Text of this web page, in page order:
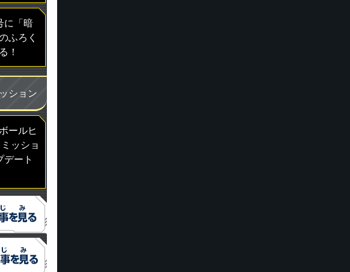
に「暗
ふろく
！
ション
ールヒ
ッショ
ート